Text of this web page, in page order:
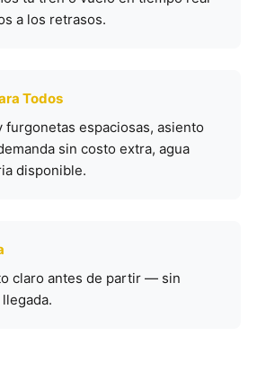
a los retrasos.
Todos
espaciosas, asiento
sin costo extra, agua
disponible.
claro antes de partir — sin